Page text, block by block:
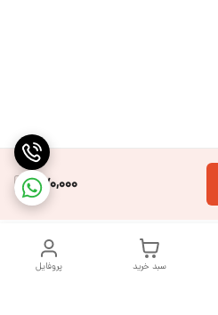
370,000
پروفایل سبد خرید